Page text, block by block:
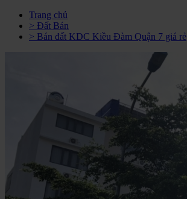
Trang chủ
> Đất Bán
> Bán đất KDC Kiều Đàm Quận 7 giá rẻ